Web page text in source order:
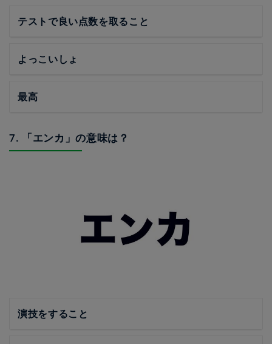
テストで良い点数を取ること
よっこいしょ
最高
7. 「エンカ」の意味は？
演技をすること